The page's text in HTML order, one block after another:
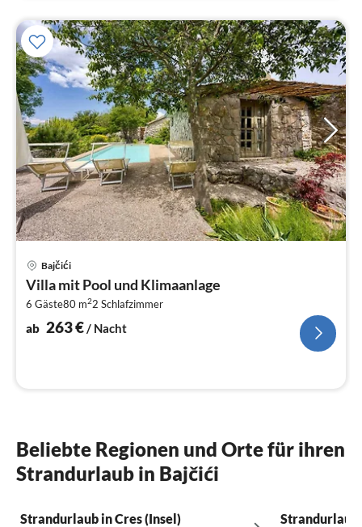
Bajčići
Villa mit Pool und Klimaanlage
6 Gäste80 m22 Schlafzimmer
ab 263€/ Nacht
Beliebte Regionen und Orte für ihren
Strandurlaub in Bajčići
Strandurlaub in Cres (Insel) Strandurlaub